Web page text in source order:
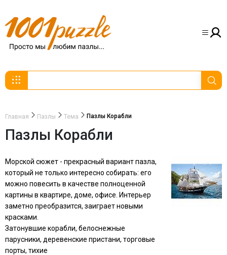
Главная Пазлы Тема Пазлы Корабли
Пазлы Корабли
Морской сюжет - прекрасный вариант пазла,
который не только интересно собирать: его
можно повесить в качестве полноценной
картины в квартире, доме, офисе. Интерьер
заметно преобразится, заиграет новыми
красками.
Затонувшие корабли, белоснежные
парусники, деревенские пристани, торговые
порты, тихие